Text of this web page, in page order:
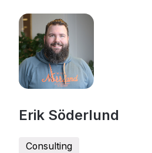
Erik Söderlund
Consulting